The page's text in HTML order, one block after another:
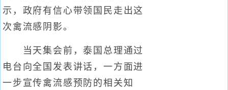
示，政府有信心带领国民走出这
次禽流感阴影。
当天集会前，泰国总理通过
电台向全国发表讲话，一方面进
一步宣传禽流感预防的相关知